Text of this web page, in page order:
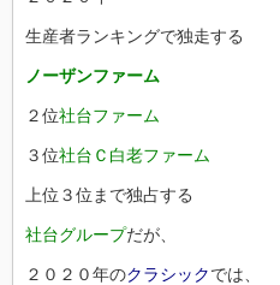
生産者ランキングで独走する
ノーザンファーム
２位社台ファーム
３位社台Ｃ白老ファーム
上位３位まで独占する
社台グループだが、
２０２０年のクラシックでは、